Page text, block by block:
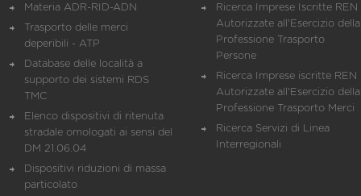
Materia ADR-RID-ADN
Trasporto delle merci
deperibili - ATP
Database delle località a
supporto dei sistemi RDS
TMC
Elenco dispositivi di ritenuta
stradale omologati ai sensi del
DM 21.06.04
Dispositivi riduzioni di massa
particolato
Ricerca Imprese Iscritte REN
Autorizzate all'Esercizio della
Professione Trasporto
Persone
Ricerca Imprese iscritte REN
Autorizzate all'Esercizio della
Professione Trasporto Merci
Ricerca Servizi di Linea
Interregionali